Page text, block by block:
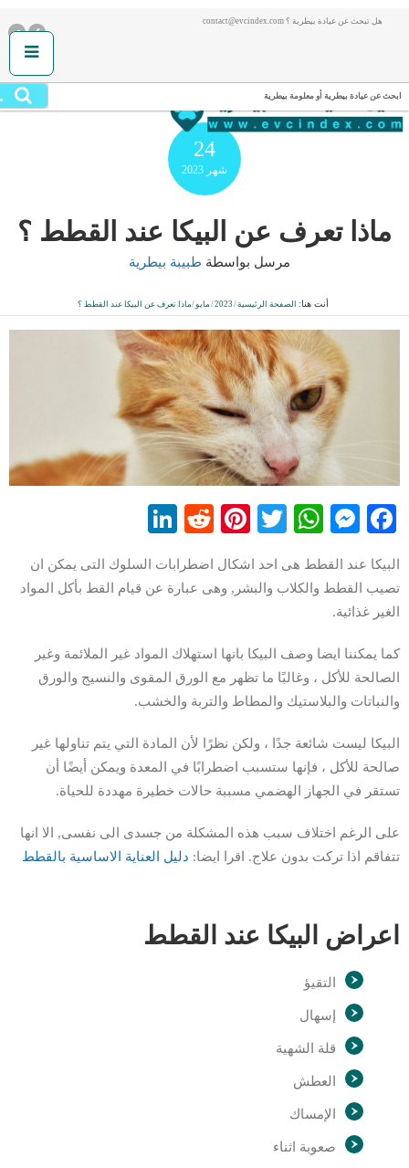
هل تبحث عن عيادة بيطرية ؟ contact@evcindex.com
ابحث عن عيادة بيطرية أو معلومة بيطرية
24
شهر 2023
ماذا تعرف عن البيكا عند القطط ؟
مرسل بواسطة طبيبة بيطرية
أنت هنا: الصفحة الرئيسية/
2023
/ مايو/ماذا تعرف عن البيكا عند القطط ؟
Facebook
Messenger
WhatsApp
Twitter
Pinterest
Reddit
البيكا عند القطط هى احد اشكال اضطرابات السلوك التى يمكن ان
تصيب القطط والكلاب والبشر, وهى عبارة عن قيام القط بأكل المواد
الغير غذائية.
كما يمكننا ايضا وصف البيكا بانها استهلاك المواد غير الملائمة وغير
الصالحة للأكل ، وغالبًا ما تظهر مع الورق المقوى والنسيج والورق
والنباتات والبلاستيك والمطاط والتربة والخشب.
البيكا ليست شائعة جدًا ، ولكن نظرًا لأن المادة التي يتم تناولها غير
صالحة للأكل ، فإنها ستسبب اضطرابًا في المعدة ويمكن أيضًا أن
تستقر في الجهاز الهضمي مسببة حالات خطيرة مهددة للحياة.
على الرغم اختلاف سبب هذه المشكلة من جسدى الى نفسى, الا انها
تتفاقم اذا تركت بدون علاج. اقرا ايضا: دليل العناية الاساسية بالقطط
اعراض البيكا عند القطط
التقيؤ
إسهال
قلة الشهية
العطش
الإمساك
صعوبة اثناء